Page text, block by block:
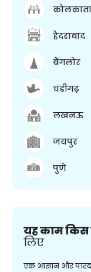
कोलकाता
हैदराबाद
बैंगलोर
चंडीगढ़
लखनऊ
जयपुर
पुणे
यह काम किस
लिए
एक आसान और